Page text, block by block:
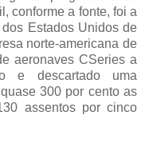
conforme a fonte, foi a
Estados Unidos de
norte-americana de
aeronaves CSeries a
e descartado uma
300 por cento as
assentos por cinco